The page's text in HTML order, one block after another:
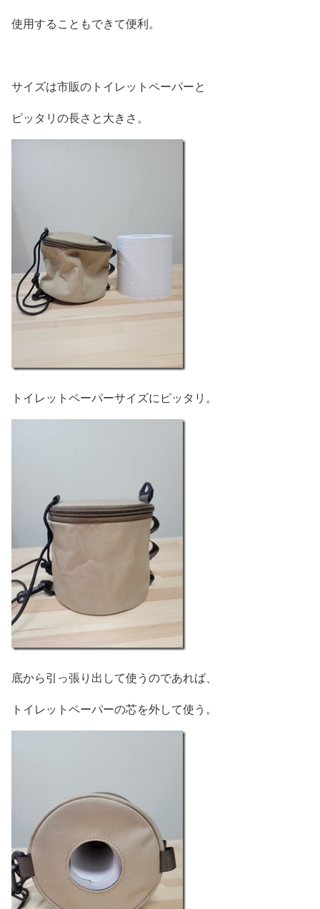
使用することもできて便利。
サイズは市販のトイレットペーパーと
ピッタリの長さと大きさ。
トイレットペーパーサイズにピッタリ。
底から引っ張り出して使うのであれば、
トイレットペーパーの芯を外して使う。